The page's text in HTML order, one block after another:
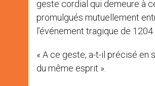
geste cordial qui demeure à
promulgués mutuellement
l’événement tragique de
« A ce geste, a-t-il précisé en
du même esprit ».